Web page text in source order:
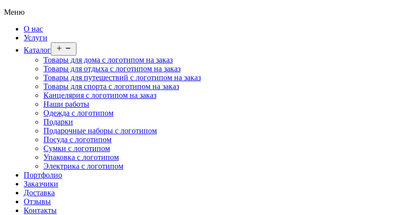
Меню
О нас
Услуги
Каталог
меню
Товары для дома с логотипом на заказ
Товары для отдыха с логотипом на заказ
Товары для путешествий с логотипом на заказ
Товары для спорта с логотипом на заказ
Канцелярия с логотипом на заказ
Наши работы
Одежда с логотипом
Подарки
Подарочные наборы с логотипом
Посуда с логотипом
Сумки с логотипом
Упаковка с логотипом
Электрика с логотипом
Портфолио
Заказчики
Доставка
Отзывы
Контакты